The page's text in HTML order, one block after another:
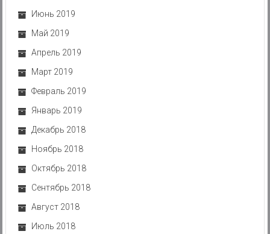
Июнь 2019
Май 2019
Апрель 2019
Март 2019
Февраль 2019
Январь 2019
Декабрь 2018
Ноябрь 2018
Октябрь 2018
Сентябрь 2018
Август 2018
Июль 2018